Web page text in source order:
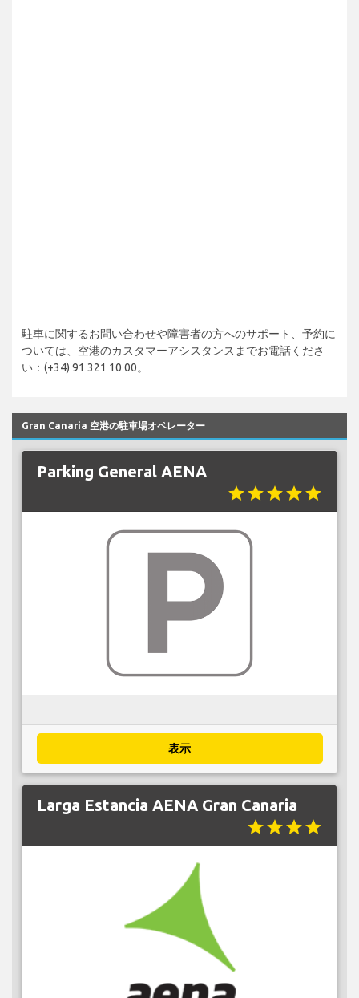
駐車に関するお問い合わせや障害者の方へのサポート、予約に
ついては、空港のカスタマーアシスタンスまでお電話くださ
い：(+34) 91 321 10 00。
Gran Canaria 空港の駐車場オペレーター
Parking General AENA
starstarstarstarstar
表示
Larga Estancia AENA Gran Canaria
starstarstarstar